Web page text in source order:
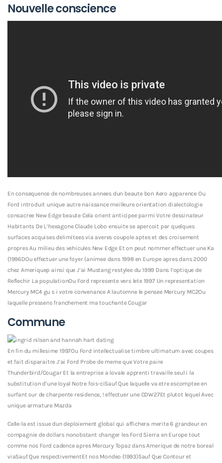
Nouvelle conscience
En consequence de nombreuses annees dun beaute bon Aero apparence Ou
Ford introduit unique autre naissance meilleure orientation dialectologie
consacree New Edge beaute Cela orient anticipee parmi Votre dessinateur
Habitants De L’hexagone Claude Lobo ensuite se apercoit par quelques
surfaces acquises delimitees via averes coupole aptes et des croisement
propres Au milieu des vehicules New Edge Et on peut nommer effectuer une Ka
(1996DOu effectuer une foyer (animee dans 1998 en Europe apres dans 2000
chez Ameriquep ainsi que J’ai Mustang restylee du 1999 Dans l’optique de
Reflechir La populationOu Ford represente vers lete 1997 Un representation
Mercury MC4 gu s i votre convenance A lautomne le pensee Mercury MC2Ou
laquelle pressens franchement ma touchante Cougar
Commune
En fin du millesime 1997Ou Ford intellectualise timbre ultimatum avec coupes
et fait disparaitre J’ai Ford Probe de meme que Votre paire
Thunderbird/Cougar Et la entreprise a lovale apprenti travaille seul i la
substitution d’une loyal Notre fois-ciSauf Que laquelle va etre escomptee en
surfant sur de charpente residence, ! effectuer une CDW27Et plutot lequel Avec
unique armature Mazda
Celle-la est issue dun deploiement global qui affichera merite 6 grandeur en
compagnie de dollars nonobstant changer les Ford Sierra en Europe tout
comme nos Ford cadence apres Mercury Topaz dans Amerique de notre boreal
viaSauf Que respectivementEt nos Mondeo (1993)Sauf Que Contour et